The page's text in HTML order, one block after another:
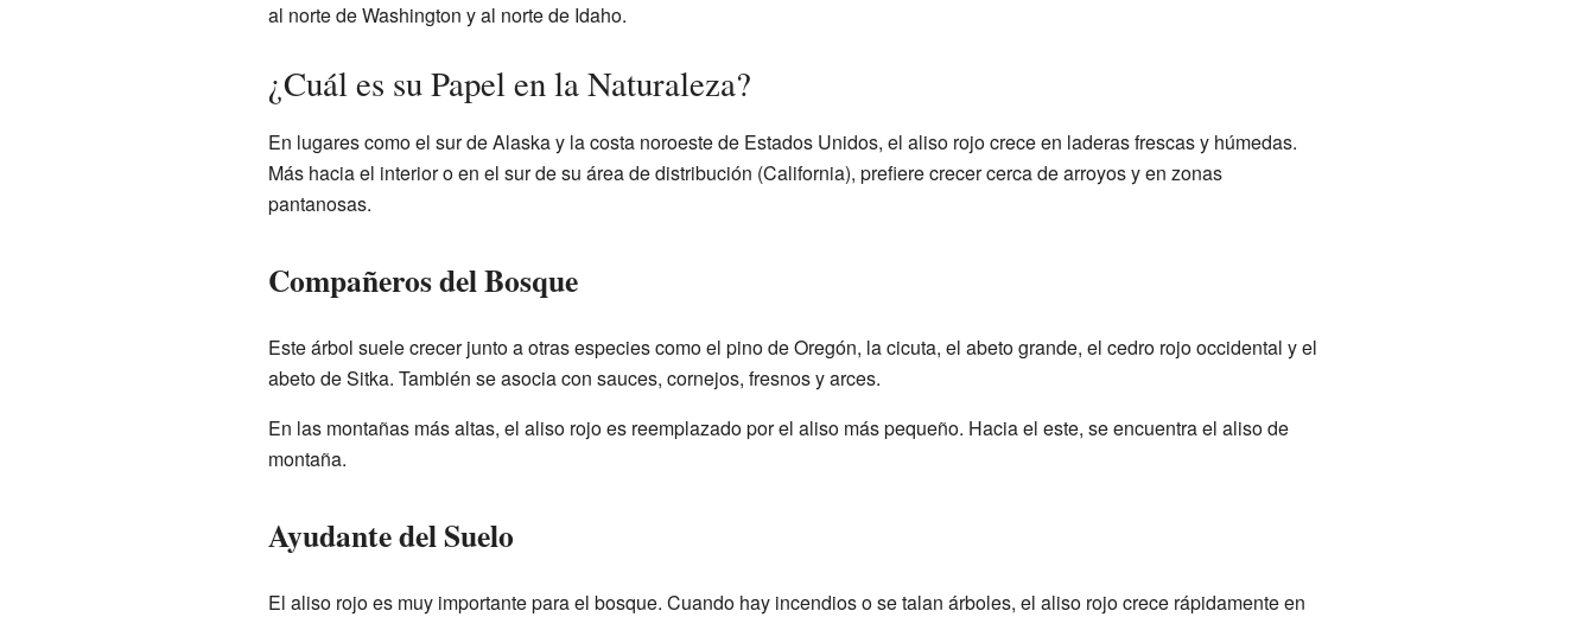
al norte de Washington y al norte de Idaho.
¿Cuál es su Papel en la Naturaleza?
En lugares como el sur de Alaska y la costa noroeste de Estados Unidos, el aliso rojo crece en laderas frescas y húmedas.
Más hacia el interior o en el sur de su área de distribución (California), prefiere crecer cerca de arroyos y en zonas
pantanosas.
Compañeros del Bosque
Este árbol suele crecer junto a otras especies como el pino de Oregón, la cicuta, el abeto grande, el cedro rojo occidental y el
abeto de Sitka. También se asocia con sauces, cornejos, fresnos y arces.
En las montañas más altas, el aliso rojo es reemplazado por el aliso más pequeño. Hacia el este, se encuentra el aliso de
montaña.
Ayudante del Suelo
El aliso rojo es muy importante para el bosque. Cuando hay incendios o se talan árboles, el aliso rojo crece rápidamente en